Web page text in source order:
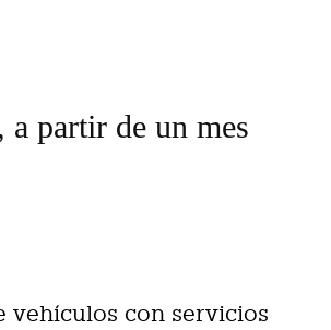
a partir de un mes
vehículos con servicios